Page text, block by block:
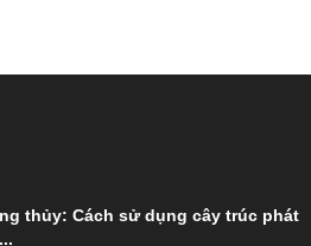
thủy: Cách sử dụng cây trúc phát